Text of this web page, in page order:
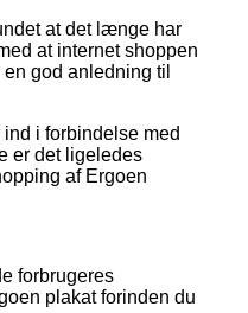
at det længe har
at internet shoppen
god anledning til
i forbindelse med
er det ligeledes
af Ergoen
forbrugeres
plakat forinden du